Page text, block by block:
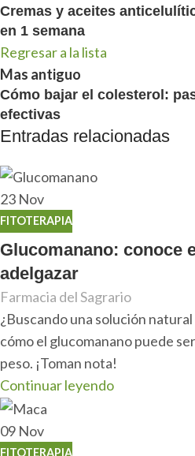
Cremas y aceites
en 1 semana
Regresar a la lista
Mas antiguo
Cómo bajar el colesterol:
efectivas
Entradas relacionadas
23 Nov
FITOTERAPIA
Glucomanano: conoce
adelgazar
Farmacia del Sagrario
¿Buscando una solución
cómo el glucomanano puede
peso. ¡Toman nota!
Continuar leyendo
09 Nov
FITOTERAPIA